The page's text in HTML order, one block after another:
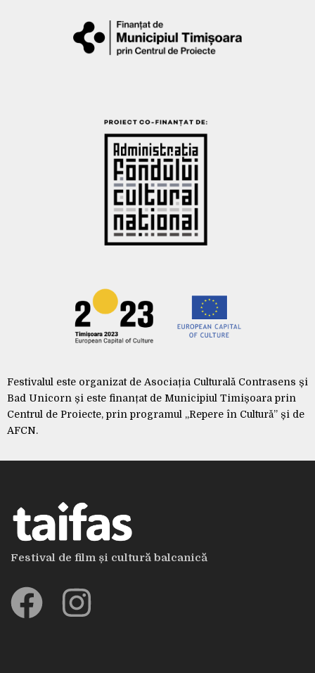
Festivalul este organizat de Asociația Culturală Contrasens și
Bad Unicorn și este finanțat de Municipiul Timișoara prin
Centrul de Proiecte, prin programul „Repere în Cultură” și de
AFCN.
Festival de film și cultură balcanică